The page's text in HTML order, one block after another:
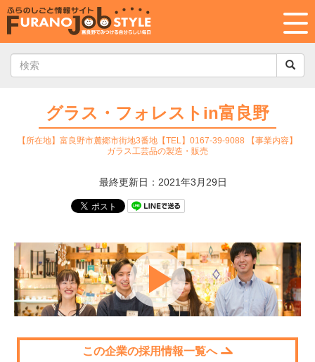
グラス・フォレストin富良野
【所在地】富良野市麓郷市街地3番地【TEL】0167-39-9088 【事業内容】
ガラス工芸品の製造・販売
最終更新日：2021年3月29日
この企業の採用情報一覧へ